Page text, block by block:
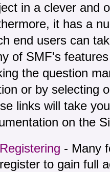
in a clever and
it has a
end users can
of SMF's
the question
or by selecting
links will take
on the
Registering - Many
register to gain full